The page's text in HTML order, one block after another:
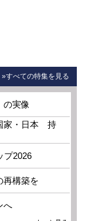
»すべての特集を見る
の実像
家・日本 持
プ2026
再構築を
へ